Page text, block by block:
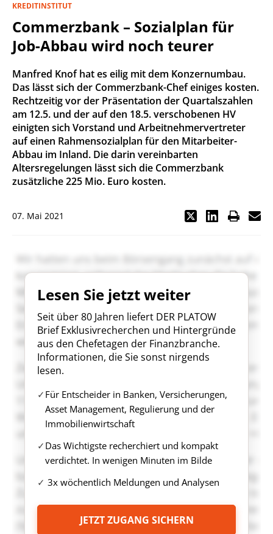
KREDITINSTITUT
Commerzbank – Sozialplan für
Job-Abbau wird noch teurer
Manfred Knof hat es eilig mit dem Konzernumbau.
Das lässt sich der Commerzbank-Chef einiges kosten.
Rechtzeitig vor der Präsentation der Quartalszahlen
am 12.5. und der auf den 18.5. verschobenen HV
einigten sich Vorstand und Arbeitnehmervertreter
auf einen Rahmensozialplan für den Mitarbeiter-
Abbau im Inland. Die darin vereinbarten
Altersregelungen lässt sich die Commerzbank
zusätzliche 225 Mio. Euro kosten.
07. Mai 2021
Lesen Sie jetzt weiter
Seit über 80 Jahren liefert DER PLATOW
Brief Exklusivrecherchen und Hintergründe
aus den Chefetagen der Finanzbranche.
Informationen, die Sie sonst nirgends
lesen.
Für Entscheider in Banken, Versicherungen,
Asset Management, Regulierung und der
Immobilienwirtschaft
Das Wichtigste recherchiert und kompakt
verdichtet. In wenigen Minuten im Bilde
3x wöchentlich Meldungen und Analysen
JETZT ZUGANG SICHERN